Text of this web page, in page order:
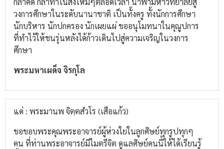
วงการศึกษาในระดับนานาชาติ เป็นทั้งครู ทั้งนักการศึกษา
นักบริหาร นักปกครอง นักเผยแผ่ ขออนุโมทนาในคุณูปการ
ที่ทำไว้ให้ชนรุ่นหลังได้ก้าวเดินไปสู่ความเจริญในวงการ
ศึกษา
พระมหาเผด็จ จิรกุโล
แด่ : พระมานพ จิตฺตสํวโร (เสือแก้ว)
ขอขอบพระคุณพระอาจารย์ผู้ห่วงใยในลูกศิษย์ทุกรูปทุกๆ
คน ที่ท่านพระอาจารย์มีไมตรีจิต ดูแลศิษย์คนนี้ให้ได้เรียนรู้